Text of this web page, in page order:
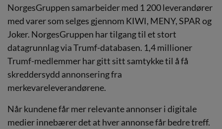
NorgesGruppen samarbeider med 1 200 leverandører
med varer som selges gjennom KIWI, MENY, SPAR og
Joker. NorgesGruppen har tilgang til et stort
datagrunnlag via Trumf-databasen. 1,4 millioner
Trumf-medlemmer har gitt sitt samtykke til å få
skreddersydd annonsering fra
merkevareleverandørene.
Når kundene får mer relevante annonser i digitale
medier innebærer det at hver annonse får bedre treff.